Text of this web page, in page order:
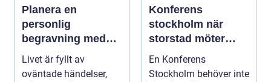
Planera en
personlig
begravning med
hjälp av en
begravningsbyrå
Livet är fyllt av
oväntade händelser,
Konferens
stockholm när
storstad möter
rofylld landsbygd
En Konferens
Stockholm behöver inte